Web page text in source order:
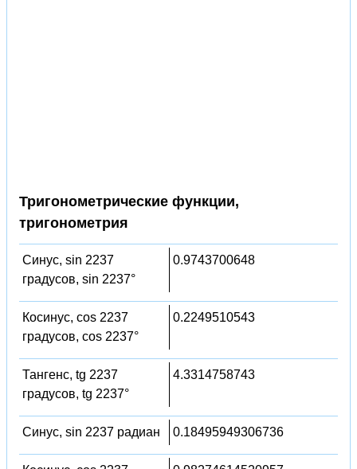
Тригонометрические функции,
тригонометрия
Синус, sin 2237
градусов, sin 2237°
0.9743700648
Косинус, cos 2237
градусов, cos 2237°
0.2249510543
Тангенс, tg 2237
градусов, tg 2237°
4.3314758743
Синус, sin 2237 радиан 0.18495949306736